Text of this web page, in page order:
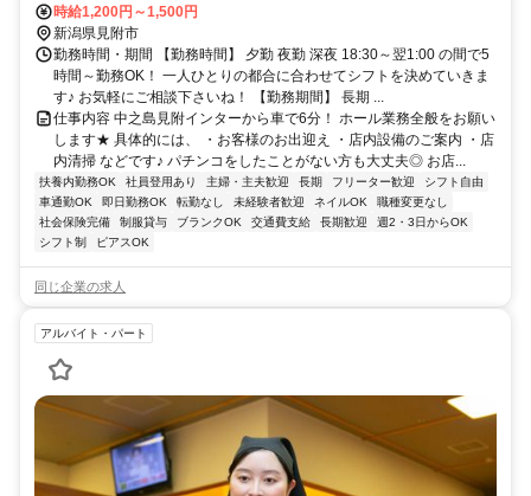
線(直江津～新潟) 帯織駅 車で12分 JR信越本線(直江津～新潟) 押切駅
車で10分
時給1,200円～1,500円
新潟県見附市
勤務時間・期間 【勤務時間】 夕勤 夜勤 深夜 18:30～翌1:00 の間で5
時間～勤務OK！ 一人ひとりの都合に合わせてシフトを決めていきま
す♪ お気軽にご相談下さいね！ 【勤務期間】 長期 ...
仕事内容 中之島見附インターから車で6分！ ホール業務全般をお願い
します★ 具体的には、 ・お客様のお出迎え ・店内設備のご案内 ・店
内清掃 などです♪ パチンコをしたことがない方も大丈夫◎ お店...
扶養内勤務OK 社員登用あり 主婦・主夫歓迎 長期 フリーター歓迎
シフト自由
車通勤OK
即日勤務OK 転勤なし 未経験者歓迎 ネイルOK
職種変更なし
社会保険完備
制服貸与 ブランクOK 交通費支給 長期歓迎
週2・3日からOK
シフト制
ピアスOK
同じ企業の求人
アルバイト・パート